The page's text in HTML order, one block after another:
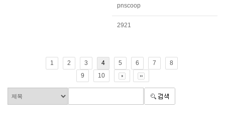
pnscoop
2921
1 2 3 4 5 6 7
8
9
10